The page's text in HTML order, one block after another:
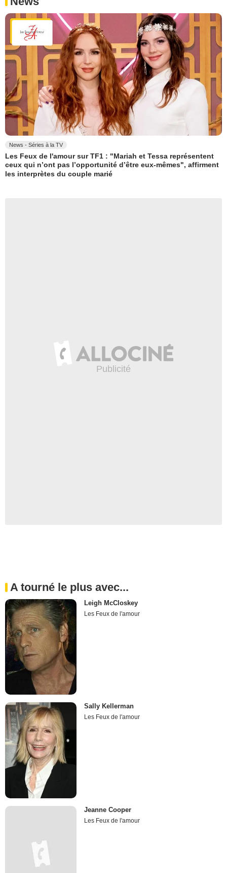
News - Séries à la TV
Les Feux de l'amour sur TF1 : "Mariah et Tessa représentent
ceux qui n’ont pas l’opportunité d’être eux-mêmes", affirment
les interprètes du couple marié
A tourné le plus avec...
Leigh McCloskey
Les Feux de l'amour
Sally Kellerman
Les Feux de l'amour
Jeanne Cooper
Les Feux de l'amour